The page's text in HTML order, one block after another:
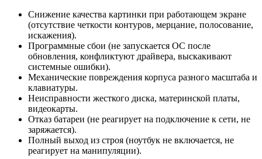
Снижение качества картинки при работающем экране
(отсутствие четкости контуров, мерцание, полосование,
искажения).
Программные сбои (не запускается ОС после
обновления, конфликтуют драйвера, выскакивают
системные ошибки).
Механические повреждения корпуса разного масштаба и
клавиатуры.
Неисправности жесткого диска, материнской платы,
видеокарты.
Отказ батареи (не реагирует на подключение к сети, не
заряжается).
Полный выход из строя (ноутбук не включается, не
реагирует на манипуляции).